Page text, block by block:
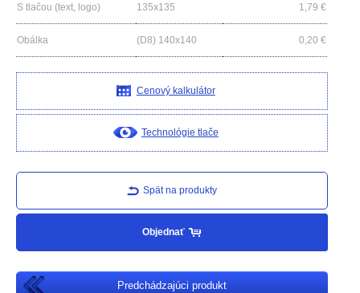
S tlačou (text, logo) 135x135 1,79 €
Obálka (D8) 140x140 0,20 €
Cenový kalkulátor
Technológie tlače
Spät na produkty
Objednať
Predchádzajúci produkt